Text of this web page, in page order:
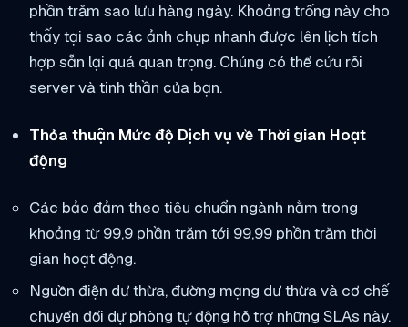
phần trăm sao lưu hàng ngày. Khoảng trống này cho
thấy tại sao các ảnh chụp nhanh được lên lịch tích
hợp sẵn lại quá quan trọng. Chúng có thể cứu rỗi
server và tinh thần của bạn.
Thỏa thuận Mức độ Dịch vụ về Thời gian Hoạt
động
Các bảo đảm theo tiêu chuẩn ngành nằm trong
khoảng từ 99,9 phần trăm tới 99,99 phần trăm thời
gian hoạt động.
Nguồn điện dư thừa, đường mạng dư thừa và cơ chế
chuyển đổi dự phòng tự động hỗ trợ những SLAs này.